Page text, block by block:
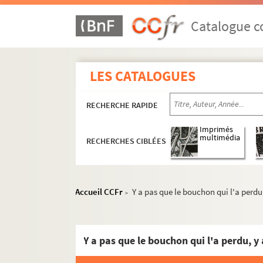
Catalogue
LES CATALOGUES
RECHERCHE RAPIDE
RECHERCHES CIBLÉES
Imprimés
multimédia
Accueil CCFr > Y a pas que le bouchon qui l'a
Y a pas que le bouchon qui l'a perdu,